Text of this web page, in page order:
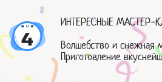
4
ИНТЕРЕСНЫЕ МАСТЕР-
Волшебство и снежная
Приготовление